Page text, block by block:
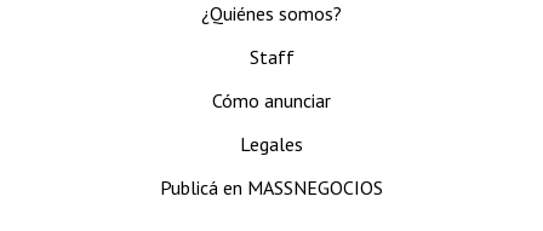
¿Quiénes somos?
Staff
Cómo anunciar
Legales
Publicá en MASSNEGOCIOS